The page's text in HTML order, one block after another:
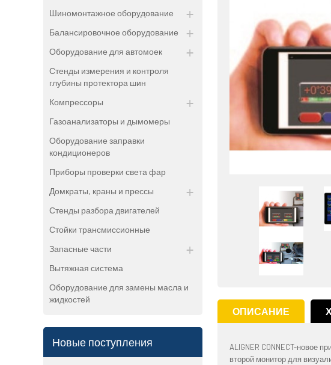
Шиномонтажное оборудование
Балансировочное оборудование
Оборудование для автомоек
Стенды измерения и контроля
глубины протектора шин
Компрессоры
Газоанализаторы и дымомеры
Оборудование заправки
кондиционеров
Приборы проверки света фар
Домкраты, краны и прессы
Стенды разбора двигателей
Стойки трансмиссионные
Запасные части
Вытяжная система
Оборудование для замены масла и
жидкостей
Новые поступления
ОПИСАНИЕ
ALIGNER CONNECT-новое
второй монитор для